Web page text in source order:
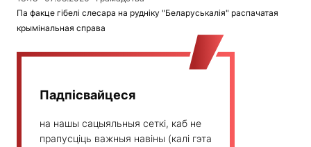
Па факце гібелі слесара на рудніку "Беларуськалія" распачатая
крымінальная справа
Падпісвайцеся
на нашы сацыяльныя сеткі, каб не
прапусціць важныя навіны (калі гэта